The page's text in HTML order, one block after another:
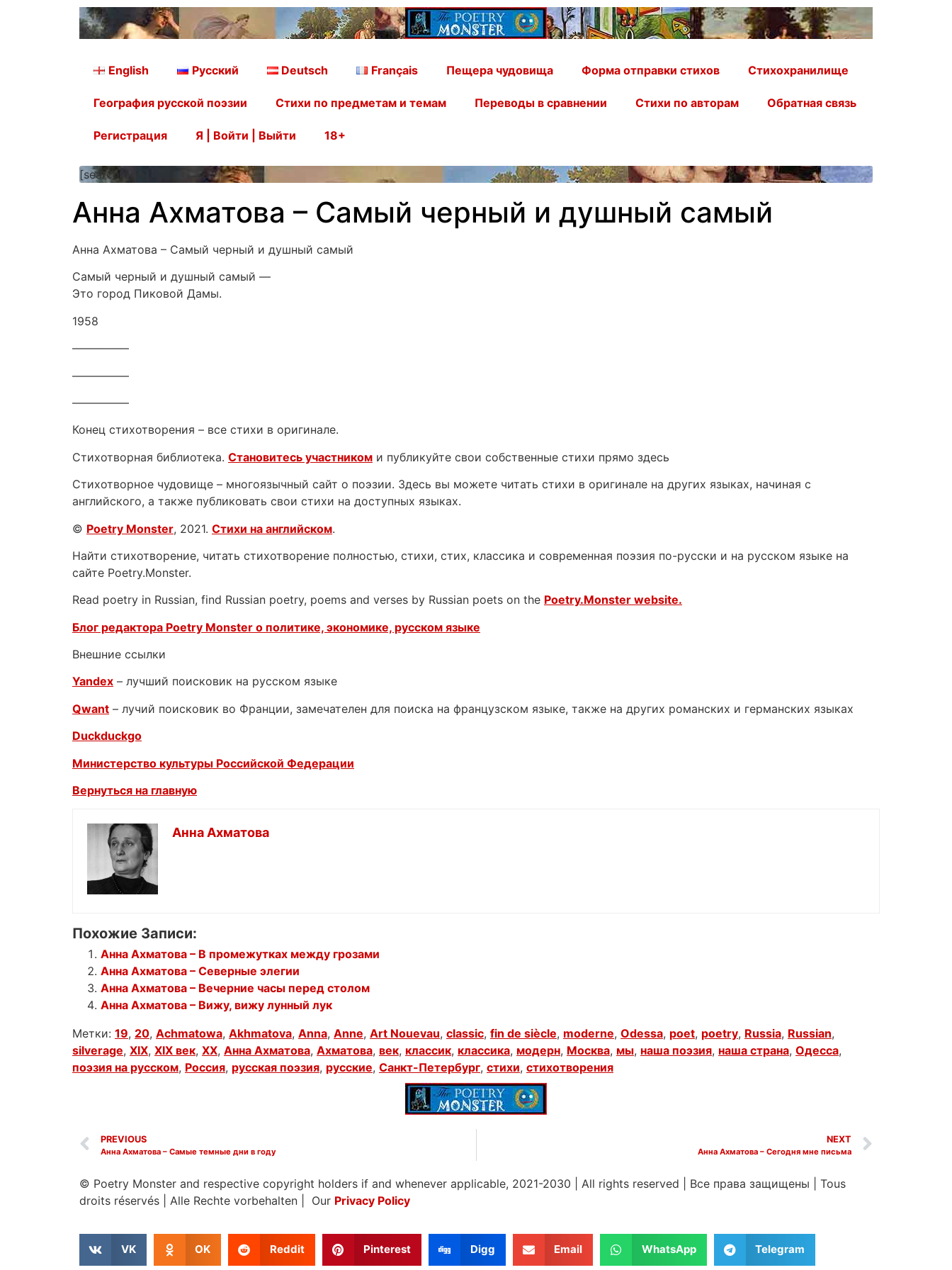
English Русский Deutsch Français Пещера чудовища Форма отправки стихов Стихохранилище
География русской поэзии Стихи по предметам и темам Переводы в сравнении Стихи по авторам Обратная связь
Регистрация Я | Войти | Выйти 18+
[searchform]
Анна Ахматова – Самый черный и душный самый
Анна Ахматова – Самый черный и душный самый
Самый черный и душный самый —
Это город Пиковой Дамы.
1958
—————
—————
—————
Конец стихотворения – все стихи в оригинале.
Стихотворная библиотека. Становитесь участником и публикуйте свои собственные стихи прямо здесь
Стихотворное чудовище – многоязычный сайт о поэзии. Здесь вы можете читать стихи в оригинале на других языках, начиная с
английского, а также публиковать свои стихи на доступных языках.
© Poetry Monster, 2021. Стихи на английском.
Найти стихотворение, читать стихотворение полностью, стихи, стих, классика и современная поэзия по-русски и на русском языке на
сайте Poetry.Monster.
Read poetry in Russian, find Russian poetry, poems and verses by Russian poets on the Poetry.Monster website.
Блог редактора Poetry Monster о политике, экономике, русском языке
Внешние ссылки
Yandex – лучший поисковик на русском языке
Qwant – лучий поисковик во Франции, замечателен для поиска на французском языке, также на других романских и германских языках
Duckduckgo
Министерство культуры Российской Федерации
Вернуться на главную
Анна Ахматова
Похожие Записи:
Анна Ахматова – В промежутках между грозами
Анна Ахматова – Северные элегии
Анна Ахматова – Вечерние часы перед столом
Анна Ахматова – Вижу, вижу лунный лук
Метки: 19, 20, Achmatowa, Akhmatova, Anna, Anne, Art Nouevau, classic, fin de siècle, moderne, Odessa, poet, poetry, Russia, Russian,
silverage, XIX, XIX век, XX, Анна Ахматова, Ахматова, век, классик, классика, модерн, Москва, мы, наша поэзия, наша страна, Одесса,
поэзия на русском, Россия, русская поэзия, русские, Санкт-Петербург, стихи, стихотворения
PREVIOUS
Анна Ахматова – Самые темные дни в году
NEXT
Анна Ахматова – Сегодня мне письма
© Poetry Monster and respective copyright holders if and whenever applicable, 2021-2030 All rights reserved Все права защищены
Tous
droits réservés
Alle Rechte vorbehalten | Our Privacy Policy
VK OK Reddit Pinterest Digg Email WhatsApp Telegram